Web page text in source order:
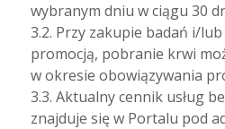
wybranym dniu w ciągu 30
3.2. Przy zakupie badań i/
promocją, pobranie krwi
w okresie obowiązywania
3.3. Aktualny cennik usług
znajduje się w Portalu pod